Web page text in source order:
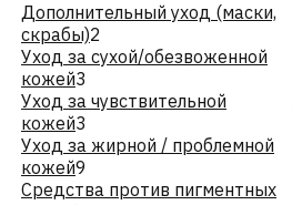
Дополнительный уход (маски,
скрабы)2
Уход за сухой/обезвоженной
кожей3
Уход за чувствительной
кожей3
Уход за жирной / проблемной
кожей9
Средства против пигментных